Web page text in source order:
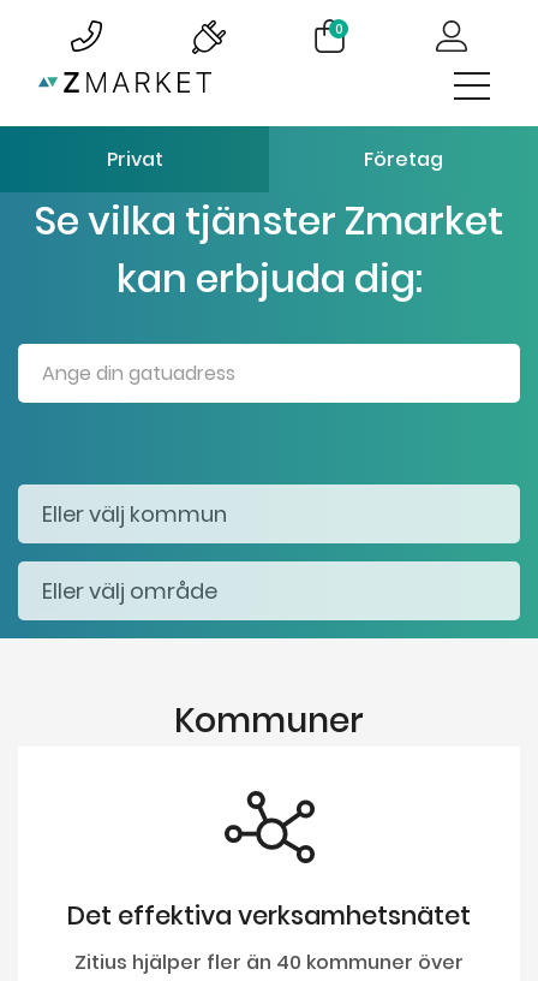
0
Privat Företag
Se vilka tjänster Zmarket
kan erbjuda dig:
Kommuner
Det effektiva verksamhetsnätet
Zitius hjälper fler än 40 kommuner över